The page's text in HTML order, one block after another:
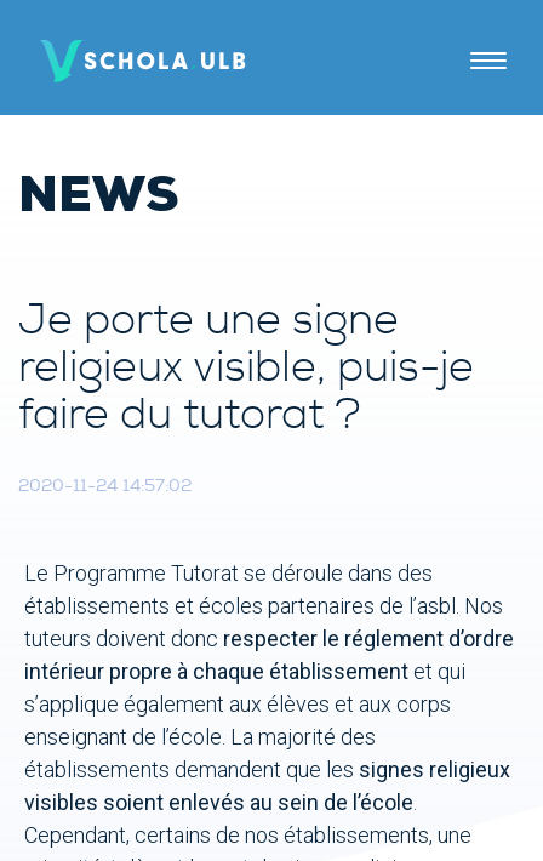
Elèves
Parents
Tuteurs
Candidats tuteurs
Donateurs
ACTUALITÉS
CONTACT
NOUS SOUTENIR
NEWS
Je porte une signe
religieux visible, puis-je
faire du tutorat ?
2020-11-24 14:57:02
Le Programme Tutorat se déroule dans des
établissements et écoles partenaires de l’asbl. Nos
tuteurs doivent donc respecter le réglement d’ordre
intérieur propre à chaque établissement et qui
s’applique également aux élèves et aux corps
enseignant de l’école. La majorité des
établissements demandent que les signes religieux
visibles soient enlevés au sein de l’école
Cependant, certains de nos établissements, une